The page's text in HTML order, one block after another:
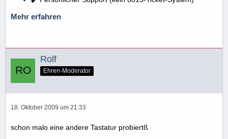
Mehr erfahren
Rolf
Ehren-Moderator
18. Oktober 2009 um 21:33
schon malo eine andere Tastatur probiertß